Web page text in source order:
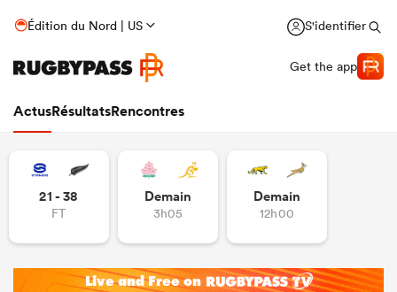
Édition du Nord | US S'identifier
Get the app
ActusRésultatsRencontres
21 - 38
FT
Demain
3h05
Demain
12h00